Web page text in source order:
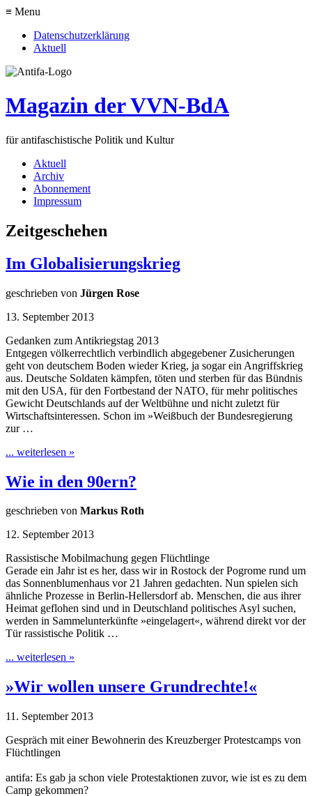
≡ Menu
Datenschutzerklärung
Aktuell
Magazin der VVN-BdA
für antifaschistische Politik und Kultur
Aktuell
Archiv
Abonnement
Impressum
Zeitgeschehen
Im Globalisierungskrieg
geschrieben von Jürgen Rose
13. September 2013
Gedanken zum Antikriegstag 2013
Entgegen völkerrechtlich verbindlich abgegebener Zusicherungen
geht von deutschem Boden wieder Krieg, ja sogar ein Angriffskrieg
aus. Deutsche Soldaten kämpfen, töten und sterben für das Bündnis
mit den USA, für den Fortbestand der NATO, für mehr politisches
Gewicht Deutschlands auf der Weltbühne und nicht zuletzt für
Wirtschaftsinteressen. Schon im »Weißbuch der Bundesregierung
zur …
... weiterlesen »
Wie in den 90ern?
geschrieben von Markus Roth
12. September 2013
Rassistische Mobilmachung gegen Flüchtlinge
Gerade ein Jahr ist es her, dass wir in Rostock der Pogrome rund um
das Sonnenblumenhaus vor 21 Jahren gedachten. Nun spielen sich
ähnliche Prozesse in Berlin-Hellersdorf ab. Menschen, die aus ihrer
Heimat geflohen sind und in Deutschland politisches Asyl suchen,
werden in Sammelunterkünfte »eingelagert«, während direkt vor der
Tür rassistische Politik …
... weiterlesen »
»Wir wollen unsere Grundrechte!«
11. September 2013
Gespräch mit einer Bewohnerin des Kreuzberger Protestcamps von
Flüchtlingen
antifa: Es gab ja schon viele Protestaktionen zuvor, wie ist es zu dem
Camp gekommen?